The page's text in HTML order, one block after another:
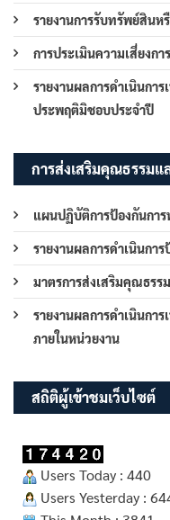
รายงานการรับทรัพย์สินห
การประเมินความเสี่ยงกา
รายงานผลการดำเนินกา
ประพฤติมิชอบประจำปี
การส่งเสริมคุณธรรมแ
แผนปฏิบัติการป้องกันการ
รายงานผลการดำเนินกา
มาตรการส่งเสริมคุณธรร
รายงานผลการดำเนินกา
ภายในหน่วยงาน
สถิติผู้เข้าชมเว็บไซต์
Users Today : 440
Users Yesterday :